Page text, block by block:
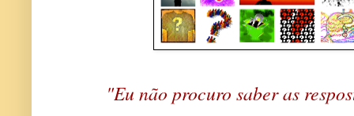
"Eu não procuro saber as